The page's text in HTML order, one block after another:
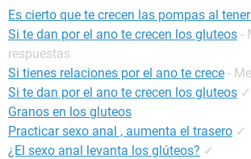
Es cierto que te crecen las pompas al
Si te dan por el ano te crecen los gluteos -
respuestas
Si tienes relaciones por el ano te crece -
Si te dan por el ano te crecen los gluteos ✓
Granos en los gluteos
Practicar sexo anal , aumenta el trasero ✓
¿El sexo anal levanta los glúteos? ✓